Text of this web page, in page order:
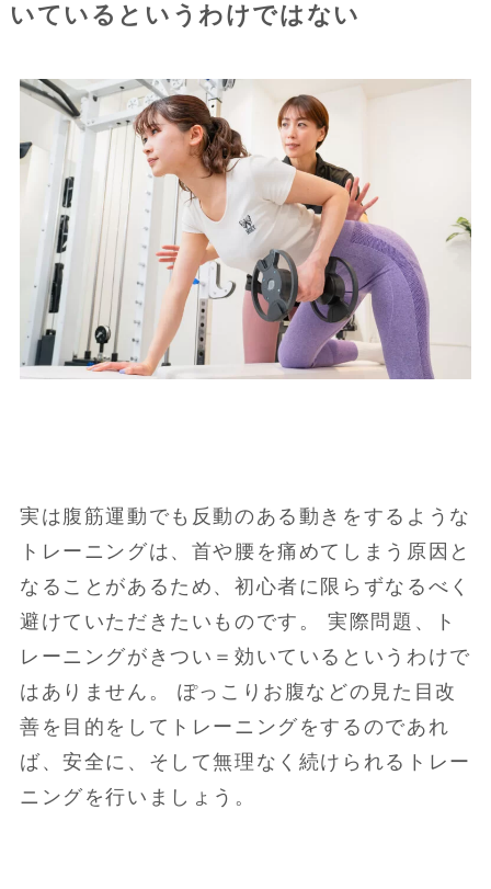
いているというわけではない
実は腹筋運動でも反動のある動きをするような
トレーニングは、首や腰を痛めてしまう原因と
なることがあるため、初心者に限らずなるべく
避けていただきたいものです。 実際問題、ト
レーニングがきつい＝効いているというわけで
はありません。 ぽっこりお腹などの見た目改
善を目的をしてトレーニングをするのであれ
ば、安全に、そして無理なく続けられるトレー
ニングを行いましょう。